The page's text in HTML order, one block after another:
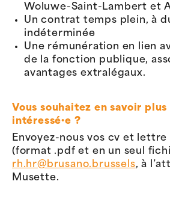
Woluwe-Saint-Lambert et
Un contrat temps plein, à
indéterminée
Une rémunération en lien
de la fonction publique,
avantages extralégaux.
Vous souhaitez en savoir plus
intéressé·e ?
Envoyez-nous vos cv et
(format .pdf et en un seul
rh.hr@brusano.brussels, à
Musette.